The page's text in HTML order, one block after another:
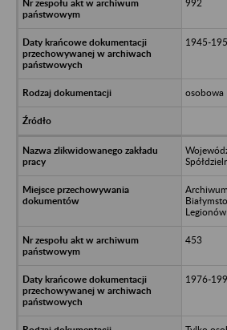
992
1945-
osobowa
453
1976-